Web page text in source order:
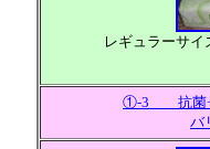
レギュラーサ
①-3 抗菌+
バ